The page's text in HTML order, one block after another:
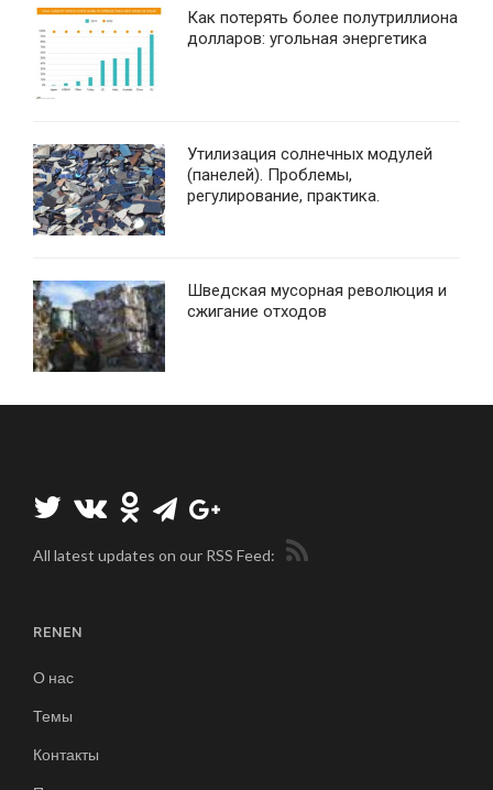
Как потерять более полутриллиона
долларов: угольная энергетика
Утилизация солнечных модулей
(панелей). Проблемы,
регулирование, практика.
Шведская мусорная революция и
сжигание отходов
All latest updates on our RSS Feed:
RENEN
О нас
Темы
Контакты